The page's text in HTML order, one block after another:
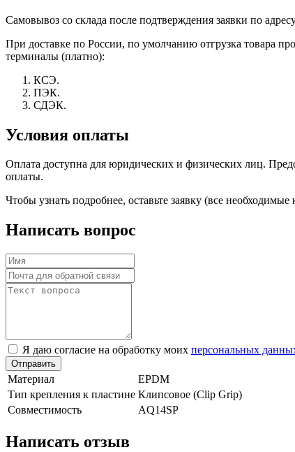
Самовывоз со склада после подтверждения заявки по
При доставке по России, по умолчанию отгрузка товара
терминалы (платно):
КСЭ.
ПЭК.
СДЭК.
Условия оплаты
Оплата доступна для юридических и физических лиц.
оплаты.
Чтобы узнать подробнее, оставьте заявку (все
Написать вопрос
Я даю согласие на обработку моих персональных
Отправить
Материал
EPDM
Тип крепления к пластине Клипсовое (Clip Grip)
Совместимость
AQ14SP
Написать отзыв